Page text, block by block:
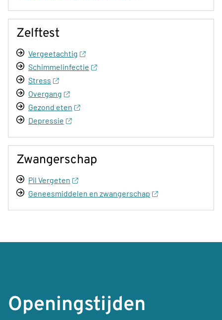
Zelftest
Vergeetachtig
Schimmelinfectie
Stress
Overgang
Gezond eten
Depressie
Zwangerschap
Pil Vergeten
Geneesmiddelen en zwangerschap
Openingstijden